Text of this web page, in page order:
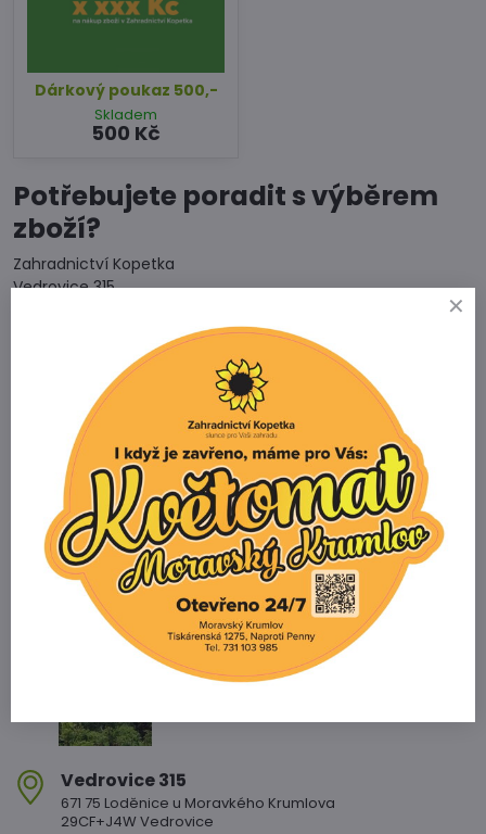
Dárkový poukaz 500,-
Skladem
500 Kč
Potřebujete poradit s výběrem
zboží?
Zahradnictví Kopetka
Vedrovice 315
Telefon
+420 731 103 985
Prodejna
+420 607 042 662
Email
info@zahradnictvikopetka.cz
Zahradnictví Vedrovice
Vedrovice 315
671 75 Loděnice u Moravkého Krumlova
29CF+J4W Vedrovice